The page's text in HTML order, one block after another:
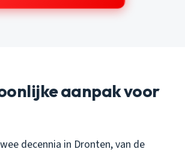
aanpak voor
decennia in Dronten, van de